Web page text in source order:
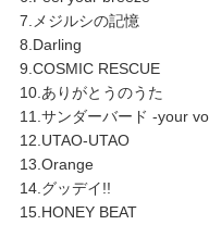
7.メジルシの記憶
8.Darling
9.COSMIC RESCUE
10.ありがとうのうた
11.サンダーバード -your
12.UTAO-UTAO
13.Orange
14.グッデイ!!
15.HONEY BEAT